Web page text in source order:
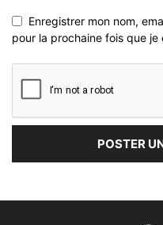
Enregistrer mon nom,
pour la prochaine fois que je